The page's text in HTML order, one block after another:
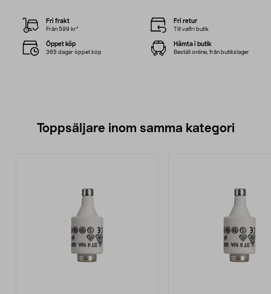
Fri frakt
Från 599 kr*
Fri retur
Till valfri butik
Öppet köp
365 dagar öppet köp
Hämta i butik
Beställ online, från butikslager
Toppsäljare inom samma kategori